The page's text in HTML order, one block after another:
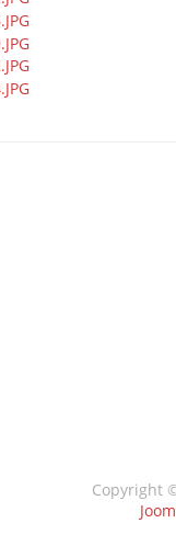
Copyright